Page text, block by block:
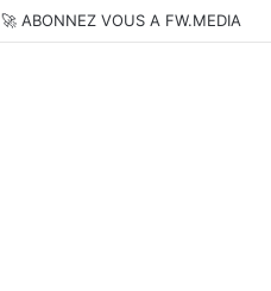
🚀 ABONNEZ VOUS A FW.MEDIA